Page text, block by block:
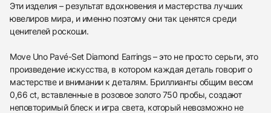
Эти изделия – результат вдохновения и мастерства лучших
ювелиров мира, и именно поэтому они так ценятся среди
ценителей роскоши.
Move Uno Pavé-Set Diamond Earrings – это не просто серьги, это
произведение искусства, в котором каждая деталь говорит о
мастерстве и внимании к деталям. Бриллианты общим весом
0,66 ct, вставленные в розовое золото 750 пробы, создают
неповторимый блеск и игра света, который невозможно не